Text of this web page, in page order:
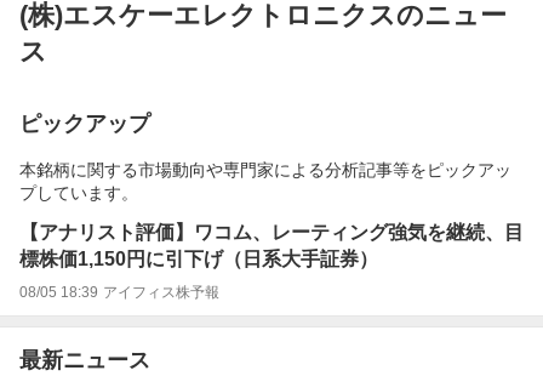
(株)エスケーエレクトロニクスのニュー
ス
ピックアップ
本銘柄に関する市場動向や専門家による分析記事等をピックアッ
プしています。
【アナリスト評価】ワコム、レーティング強気を継続、目
標株価1,150円に引下げ（日系大手証券）
08/05 18:39 アイフィス株予報
最新ニュース